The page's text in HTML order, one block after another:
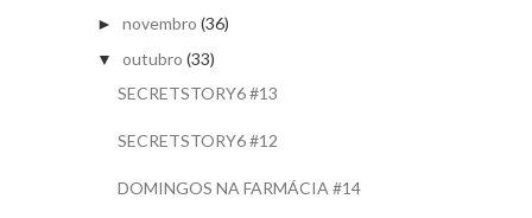
► novembro (36)
▼ outubro (33)
SECRETSTORY6 #13
SECRETSTORY6 #12
DOMINGOS NA FARMÁCIA #14